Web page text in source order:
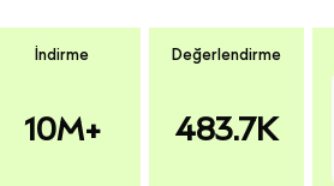
İndirme
10M+
Değerlendirme
483.7K